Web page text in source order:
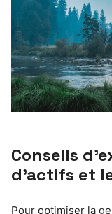
Conseils
d’actifs et
Pour optimiser la